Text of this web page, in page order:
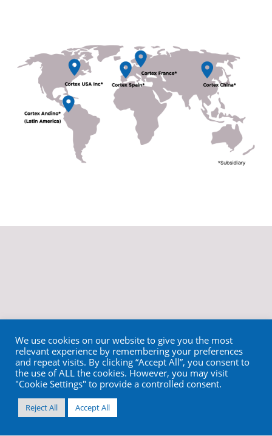
We use cookies on our website to give you the most
relevant experience by remembering your preferences
and repeat visits. By clicking “Accept All”, you consent to
the use of ALL the cookies. However, you may visit
"Cookie Settings" to provide a controlled consent.
Reject All Accept All